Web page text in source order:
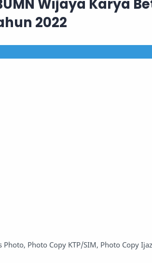
Wijaya Karya
2022
Photo Copy KTP/SIM, Photo Copy